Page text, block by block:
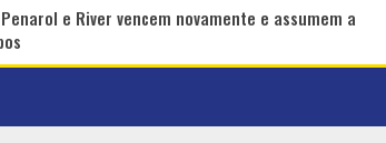
e River vencem novamente e assumem a